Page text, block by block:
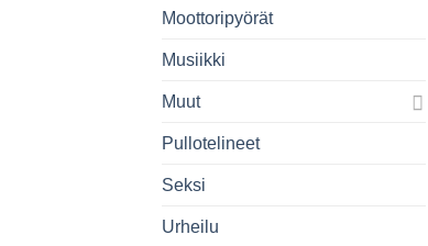
Moottoripyörät
Musiikki
Muut
Pullotelineet
Seksi
Urheilu